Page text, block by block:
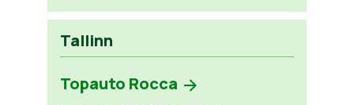
Tallinn
Topauto Rocca